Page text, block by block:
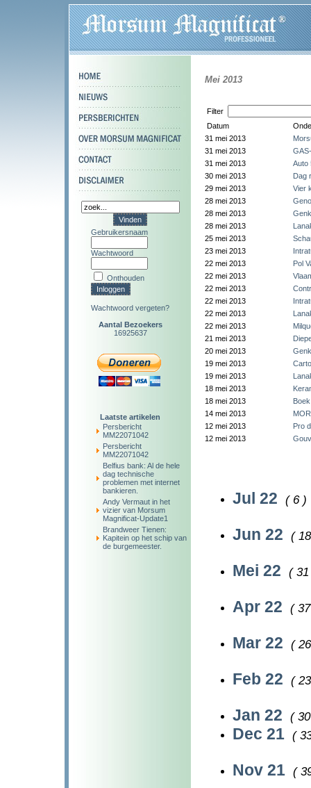
Gebruikersnaam
Wachtwoord
Onthouden
Wachtwoord vergeten?
Aantal Bezoekers
16925637
Laatste artikelen
Persbericht
MM22071042
Persbericht
MM22071042
Belfius bank: Al de hele
dag technische
problemen met internet
bankieren.
Andy Vermaut in het
vizier van Morsum
Magnificat-Update1
Brandweer Tienen:
Kapitein op het schip van
de burgemeester.
Mei 2013
Filter
Datum
31 mei 2013
31 mei 2013
31 mei 2013
Auto
30 mei 2013
Dag
29 mei 2013
Vier
28 mei 2013
28 mei 2013
28 mei 2013
25 mei 2013
23 mei 2013
22 mei 2013
Pol
22 mei 2013
22 mei 2013
22 mei 2013
22 mei 2013
22 mei 2013
21 mei 2013
20 mei 2013
19 mei 2013
19 mei 2013
18 mei 2013
18 mei 2013
14 mei 2013
12 mei 2013
Pro
12 mei 2013
Jul 22 ( 6 )
Jun 22 (
Mei 22 (
Apr 22 (
Mar 22 (
Feb 22 (
Jan 22 (
Dec 21 (
Nov 21 (